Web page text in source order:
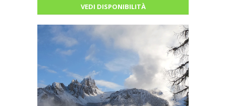
VEDI DISPONIBILITÀ
sconti dal 10% al 20% sul noleggio
online!!!
NOLEGGIA ORA